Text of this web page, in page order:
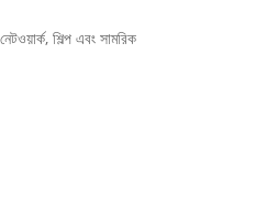
শিল্প এবং সামরিক